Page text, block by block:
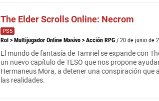
The Elder Scrolls Online: Necrom
PS5
Rol > Multijugador Online Masivo > Acción RPG / 20 de junio de
El mundo de fantasía de Tamriel se expande con
un nuevo capítulo de TESO que nos propone
Hermaneus Mora, a detener una conspiración que
las realidades.